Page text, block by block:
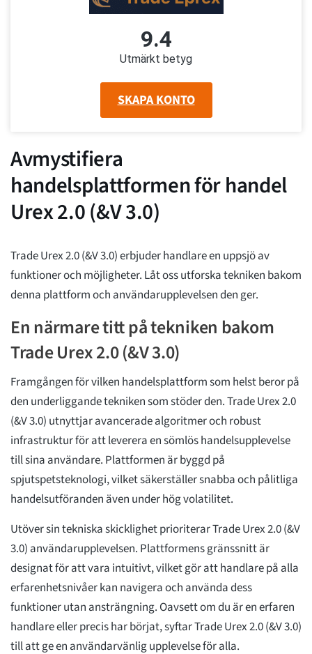
9.4
Utmärkt betyg
SKAPA KONTO
Avmystifiera
handelsplattformen för handel
Urex 2.0 (&V 3.0)
Trade Urex 2.0 (&V 3.0) erbjuder handlare en uppsjö av
funktioner och möjligheter. Låt oss utforska tekniken bakom
denna plattform och användarupplevelsen den ger.
En närmare titt på tekniken bakom
Trade Urex 2.0 (&V 3.0)
Framgången för vilken handelsplattform som helst beror på
den underliggande tekniken som stöder den. Trade Urex 2.0
(&V 3.0) utnyttjar avancerade algoritmer och robust
infrastruktur för att leverera en sömlös handelsupplevelse
till sina användare. Plattformen är byggd på
spjutspetsteknologi, vilket säkerställer snabba och pålitliga
handelsutföranden även under hög volatilitet.
Utöver sin tekniska skicklighet prioriterar Trade Urex 2.0 (&V
3.0) användarupplevelsen. Plattformens gränssnitt är
designat för att vara intuitivt, vilket gör att handlare på alla
erfarenhetsnivåer kan navigera och använda dess
funktioner utan ansträngning. Oavsett om du är en erfaren
handlare eller precis har börjat, syftar Trade Urex 2.0 (&V 3.0)
till att ge en användarvänlig upplevelse för alla.